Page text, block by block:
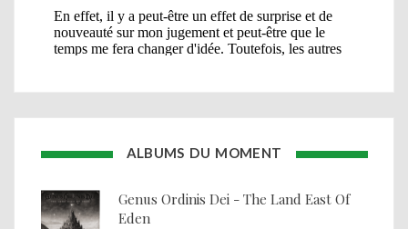
ALBUMS DU MOMENT
Genus Ordinis Dei - The Land East Of
Eden